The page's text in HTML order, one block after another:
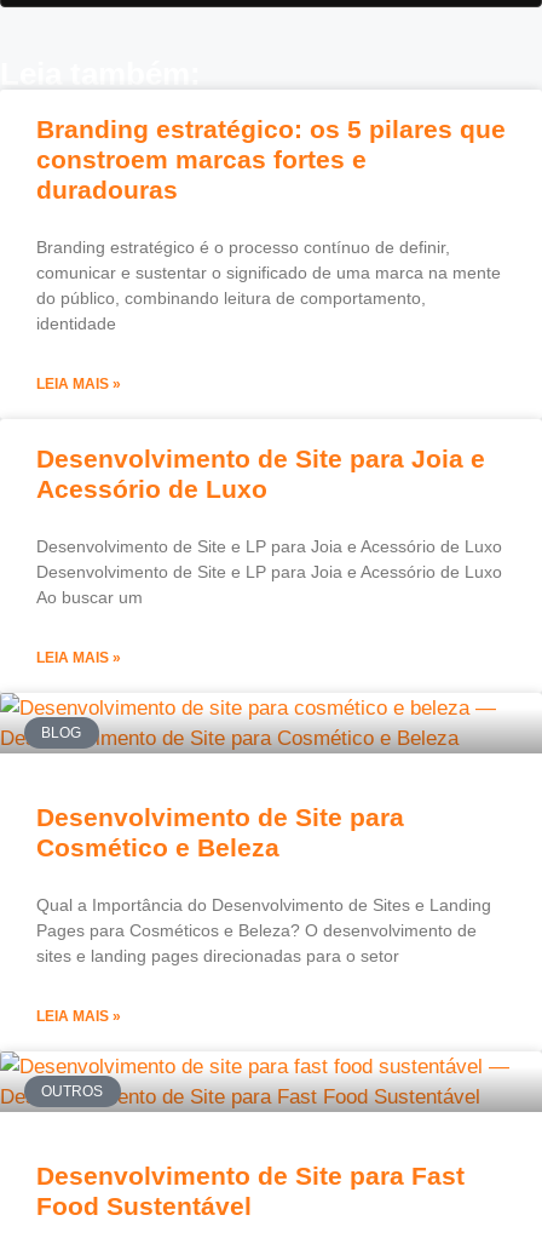
Branding estratégico: os 5 pilares que
constroem marcas fortes e
duradouras
Branding estratégico é o processo contínuo de definir,
comunicar e sustentar o significado de uma marca na mente
do público, combinando leitura de comportamento,
identidade
LEIA MAIS »
Desenvolvimento de Site para Joia e
Acessório de Luxo
Desenvolvimento de Site e LP para Joia e Acessório de Luxo
Desenvolvimento de Site e LP para Joia e Acessório de Luxo
Ao buscar um
LEIA MAIS »
BLOG
Desenvolvimento de Site para
Cosmético e Beleza
Qual a Importância do Desenvolvimento de Sites e Landing
Pages para Cosméticos e Beleza? O desenvolvimento de
sites e landing pages direcionadas para o setor
LEIA MAIS »
OUTROS
Desenvolvimento de Site para Fast
Food Sustentável